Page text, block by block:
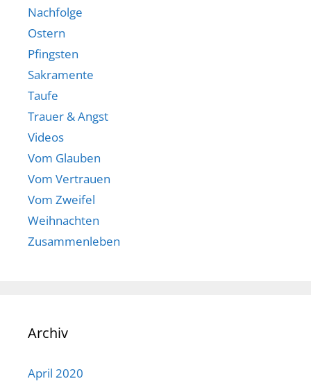
Nachfolge
Ostern
Pfingsten
Sakramente
Taufe
Trauer & Angst
Videos
Vom Glauben
Vom Vertrauen
Vom Zweifel
Weihnachten
Zusammenleben
Archiv
April 2020